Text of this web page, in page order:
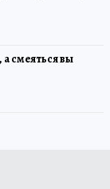
а смеяться вы